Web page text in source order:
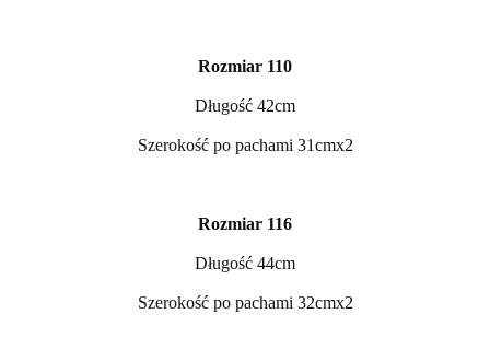
Rozmiar 110
Długość 42cm
Szerokość po pachami 31cmx2
Rozmiar 116
Długość 44cm
Szerokość po pachami 32cmx2